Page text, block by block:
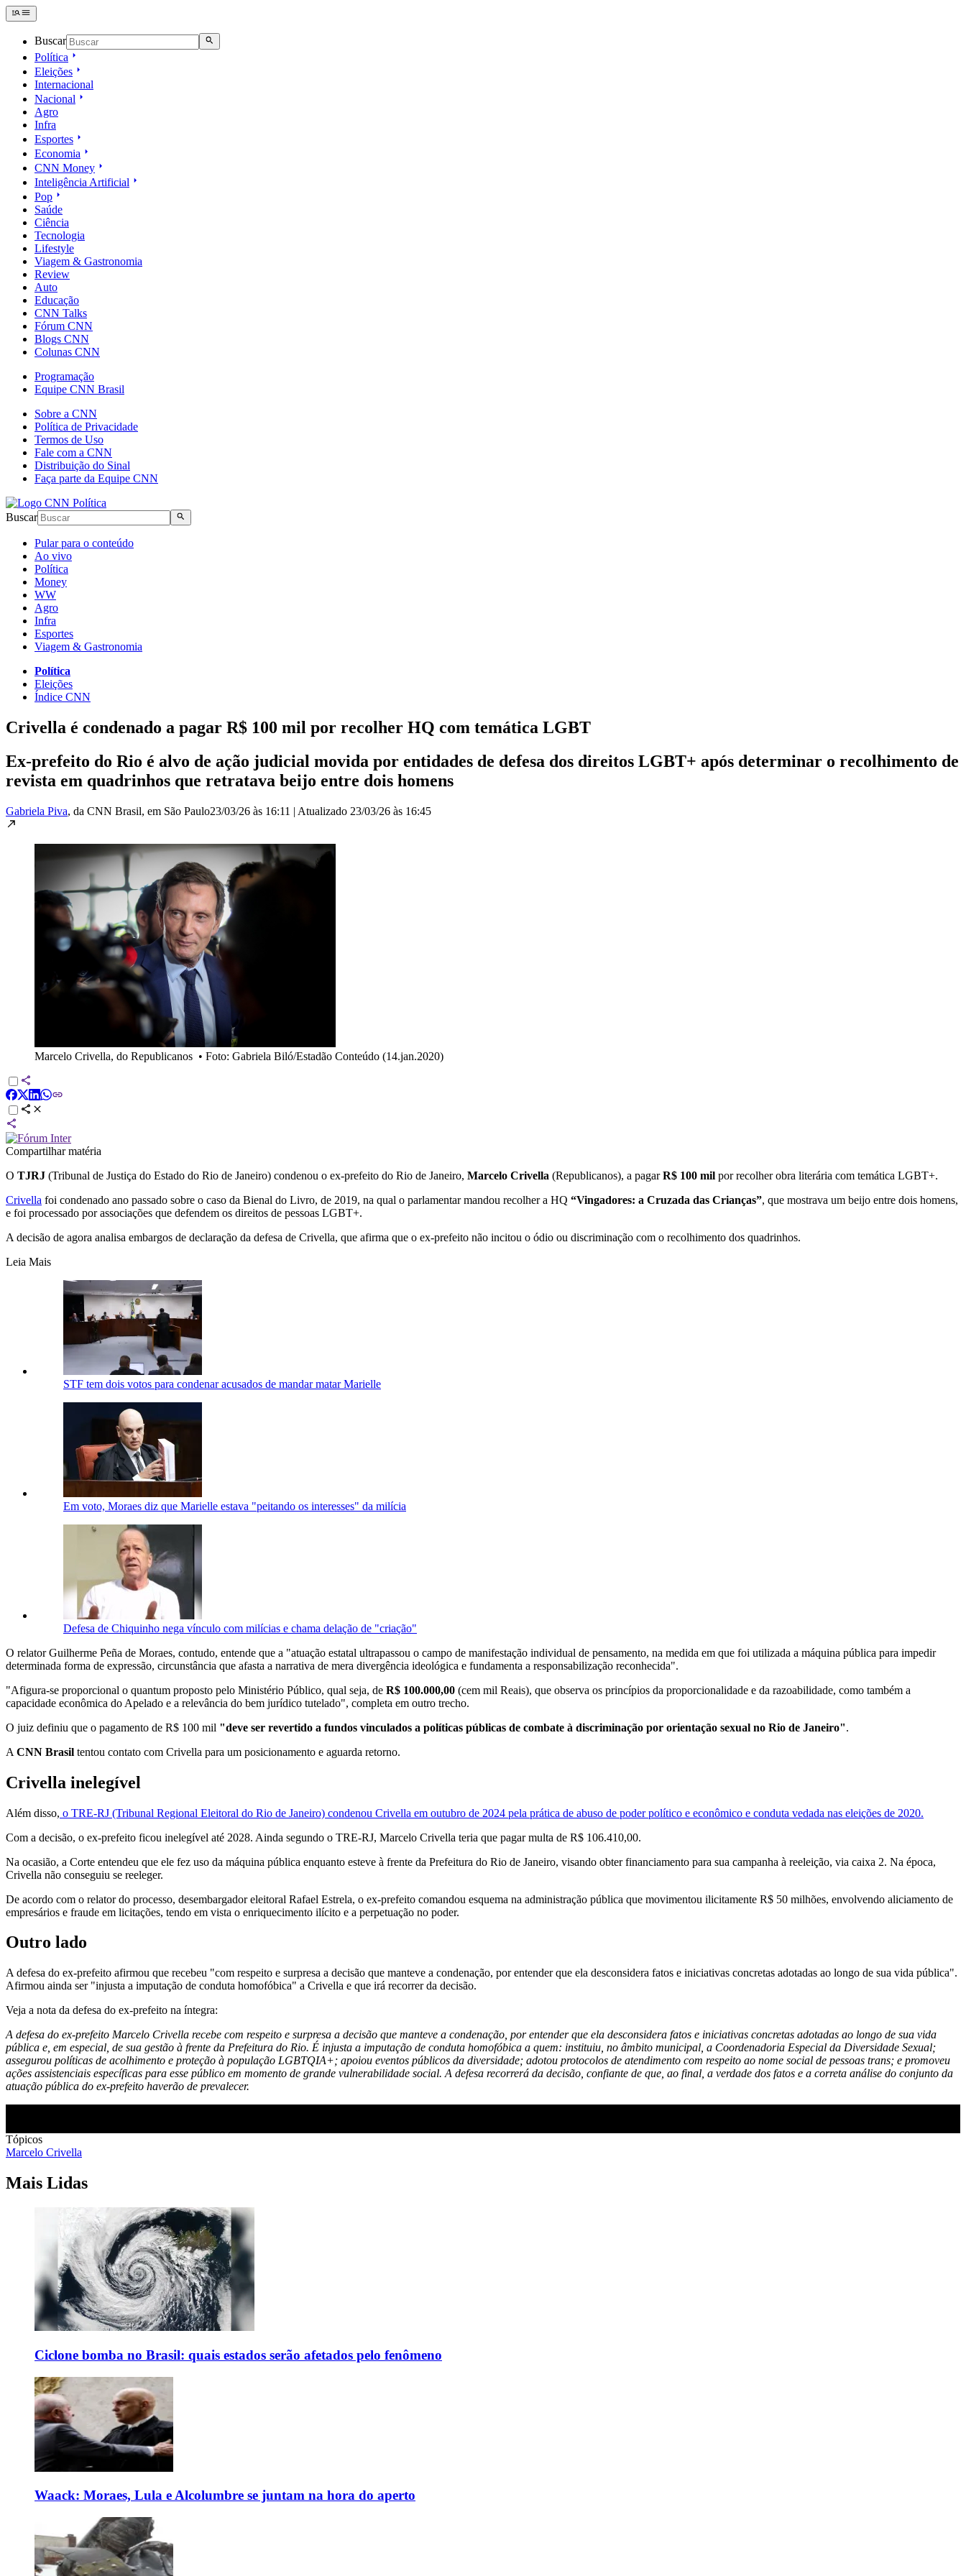
Buscar
Política
Eleições
Internacional
Nacional
Agro
Infra
Esportes
Economia
CNN Money
Inteligência Artificial
Pop
Saúde
Ciência
Tecnologia
Lifestyle
Viagem & Gastronomia
Review
Auto
Educação
CNN Talks
Fórum CNN
Blogs CNN
Colunas CNN
Programação
Equipe CNN Brasil
Sobre a CNN
Política de Privacidade
Termos de Uso
Fale com a CNN
Distribuição do Sinal
Faça parte da Equipe CNN
Buscar
Pular para o conteúdo
Ao vivo
Política
Money
WW
Agro
Infra
Esportes
Viagem & Gastronomia
Política
Eleições
Índice CNN
Crivella é condenado a pagar R$ 100 mil por recolher HQ com temática LGBT
Ex-prefeito do Rio é alvo de ação judicial movida por entidades de defesa dos direitos LGBT+ após determinar o recolhimento de
revista em quadrinhos que retratava beijo entre dois homens
Gabriela Piva, da CNN Brasil, em São Paulo23/03/26 às 16:11 | Atualizado 23/03/26 às 16:45
Marcelo Crivella, do Republicanos • Foto: Gabriela Biló/Estadão Conteúdo (14.jan.2020)
Compartilhar matéria
O TJRJ (Tribunal de Justiça do Estado do Rio de Janeiro) condenou o ex-prefeito do Rio de Janeiro, Marcelo Crivella (Republicanos), a pagarR$ 100 mil por recolher obra literária com temática LGBT+.
Crivella foi condenado ano passado sobre o caso da Bienal do Livro, de 2019, na qual o parlamentar mandou recolher a HQ “Vingadores: a Cruzada das Crianças”, que mostrava um beijo entre dois homens,
e foi processado por associações que defendem os direitos de pessoas LGBT+.
A decisão de agora analisa embargos de declaração da defesa de Crivella, que afirma que o ex-prefeito não incitou o ódio ou discriminação com o recolhimento dos quadrinhos.
Leia Mais
STF tem dois votos para condenar acusados de mandar matar Marielle
Em voto, Moraes diz que Marielle estava "peitando os interesses" da milícia
Defesa de Chiquinho nega vínculo com milícias e chama delação de "criação"
O relator Guilherme Peña de Moraes, contudo, entende que a "atuação estatal ultrapassou o campo de manifestação individual de pensamento, na medida em que foi utilizada a máquina pública para impedir
determinada forma de expressão, circunstância que afasta a narrativa de mera divergência ideológica e fundamenta a responsabilização reconhecida".
"Afigura-se proporcional o quantum proposto pelo Ministério Público, qual seja, de R$ 100.000,00 (cem mil Reais), que observa os princípios da proporcionalidade e da razoabilidade, como também a
capacidade econômica do Apelado e a relevância do bem jurídico tutelado", completa em outro trecho.
O juiz definiu que o pagamento de R$ 100 mil "deve ser revertido a fundos vinculados a políticas públicas de combate à discriminação por orientação sexual no Rio de Janeiro".
A CNN Brasil tentou contato com Crivella para um posicionamento e aguarda retorno.
Crivella inelegível
Além disso, o TRE-RJ (Tribunal Regional Eleitoral do Rio de Janeiro) condenou Crivella em outubro de 2024 pela prática de abuso de poder político e econômico e conduta vedada nas eleições de 2020.
Com a decisão, o ex-prefeito ficou inelegível até 2028. Ainda segundo o TRE-RJ, Marcelo Crivella teria que pagar multa de R$ 106.410,00.
Na ocasião, a Corte entendeu que ele fez uso da máquina pública enquanto esteve à frente da Prefeitura do Rio de Janeiro, visando obter financiamento para sua campanha à reeleição, via caixa 2. Na época,
Crivella não conseguiu se reeleger.
De acordo com o relator do processo, desembargador eleitoral Rafael Estrela, o ex-prefeito comandou esquema na administração pública que movimentou ilicitamente R$ 50 milhões, envolvendo aliciamento de
empresários e fraude em licitações, tendo em vista o enriquecimento ilícito e a perpetuação no poder.
Outro lado
A defesa do ex-prefeito afirmou que recebeu "com respeito e surpresa a decisão que manteve a condenação, por entender que ela desconsidera fatos e iniciativas concretas adotadas ao longo de sua vida pública".
Afirmou ainda ser "injusta a imputação de conduta homofóbica" a Crivella e que irá recorrer da decisão.
Veja a nota da defesa do ex-prefeito na íntegra:
A defesa do ex-prefeito Marcelo Crivella recebe com respeito e surpresa a decisão que manteve a condenação, por entender que ela desconsidera fatos e iniciativas concretas adotadas ao longo de sua vida
pública e, em especial, de sua gestão à frente da Prefeitura do Rio. É injusta a imputação de conduta homofóbica a quem: instituiu, no âmbito municipal, a Coordenadoria Especial da Diversidade Sexual;
assegurou políticas de acolhimento e proteção à população LGBTQIA+; apoiou eventos públicos da diversidade; adotou protocolos de atendimento com respeito ao nome social de pessoas trans; e promoveu
ações assistenciais específicas para esse público em momento de grande vulnerabilidade social. A defesa recorrerá da decisão, confiante de que, ao final, a verdade dos fatos e a correta análise do conjunto da
atuação pública do ex-prefeito haverão de prevalecer.
Tópicos
Marcelo Crivella
Mais Lidas
Ciclone bomba no Brasil: quais estados serão afetados pelo fenômeno
Waack: Moraes, Lula e Alcolumbre se juntam na hora do aperto